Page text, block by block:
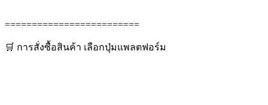
=========================
🛒 การสั่งซื้อสินค้า เลือกปุ่มแพลตฟอร์ม